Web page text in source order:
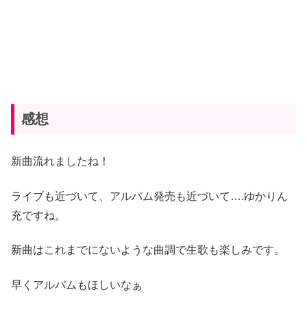
感想
新曲流れましたね！
ライブも近づいて、アルバム発売も近づいて….ゆかりん
充ですね。
新曲はこれまでにないような曲調で生歌も楽しみです。
早くアルバムもほしいなぁ